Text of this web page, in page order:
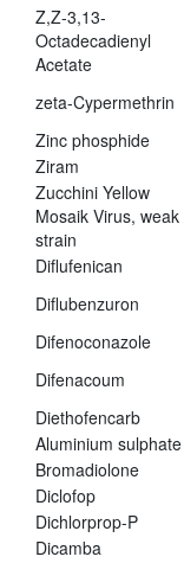
Z,Z-3,13-
Octadecadienyl
Acetate
zeta-Cypermethrin
Zinc phosphide
Ziram
Zucchini Yellow
Mosaik Virus, weak
strain
Diflufenican
Diflubenzuron
Difenoconazole
Difenacoum
Diethofencarb
Aluminium sulphate
Bromadiolone
Diclofop
Dichlorprop-P
Dicamba